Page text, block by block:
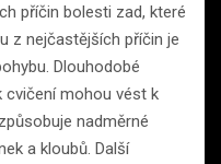
příčin bolesti zad, které
z nejčastějších příčin je
Dlouhodobé
cvičení mohou vést k
nadměrné
a kloubů. Další